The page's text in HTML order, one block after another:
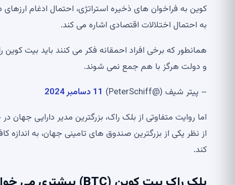
کوین به فراخوان های ذخیره استراتژی، احتمال ادغام
به احتمال اختلالات اقتصادی اشاره می کند.
همانطور که برخی افراد احمقانه فکر می کنند باید بیت
و دولت هرگز با هم جمع نمی شوند.
– پیتر شیف (@PeterSchiff)
11 دسامبر 2024
اما روایت متفاوتی از بلک راک، بزرگترین مدیر دارایی
از نظر یکی از بزرگترین صندوق های تامینی جهان، به
کند.